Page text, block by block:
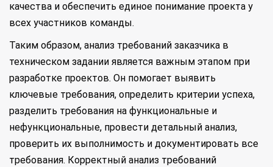
качества и обеспечить единое понимание проекта у
всех участников команды.
Таким образом, анализ требований заказчика в
техническом задании является важным этапом при
разработке проектов. Он помогает выявить
ключевые требования, определить критерии успеха,
разделить требования на функциональные и
нефункциональные, провести детальный анализ,
проверить их выполнимость и документировать все
требования. Корректный анализ требований